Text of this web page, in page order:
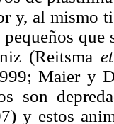
y, al mismo
(Reitsma
Maier y
son
y estos